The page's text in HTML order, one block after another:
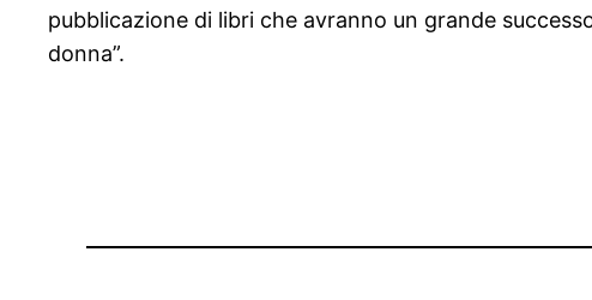
pubblicazione di libri che avranno un grande
donna”.